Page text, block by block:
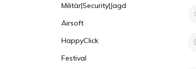
Militär|Security|Jagd
Airsoft
HappyClick
Festival